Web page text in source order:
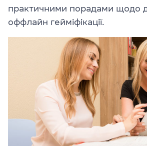
практичними порадами щодо
оффлайн гейміфікації.